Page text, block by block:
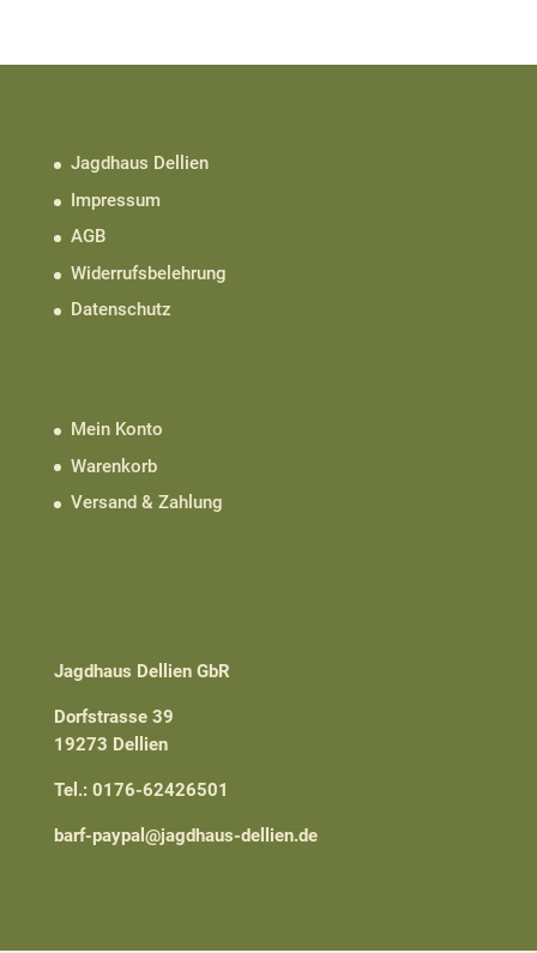
Jagdhaus Dellien
Impressum
AGB
Widerrufsbelehrung
Datenschutz
Mein Konto
Warenkorb
Versand & Zahlung
Jagdhaus Dellien GbR
Dorfstrasse 39
19273 Dellien
Tel.: 0176-62426501
barf-paypal@jagdhaus-dellien.de